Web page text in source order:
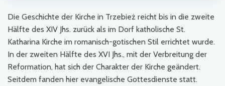
Die Geschichte der Kirche in Trzebież reicht bis in die zweite
Hälfte des XIV Jhs. zurück als im Dorf katholische St.
Katharina Kirche im romanisch-gotischen Stil errichtet wurde.
In der zweiten Hälfte des XVI Jhs., mit der Verbreitung der
Reformation, hat sich der Charakter der Kirche geändert.
Seitdem fanden hier evangelische Gottesdienste statt.